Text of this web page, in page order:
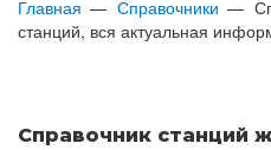
Главная Справочники
станций, вся актуальная
Справочник станций